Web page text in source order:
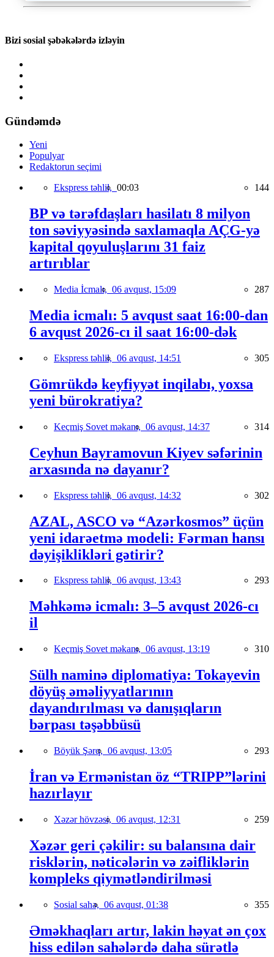
Bizi sosial şəbəkələrdə izləyin
Gündəmdə
Yeni
Populyar
Redaktorun seçimi
Ekspress təhlil, 00:03 144
BP və tərəfdaşları hasilatı 8 milyon
ton səviyyəsində saxlamaqla AÇG-yə
kapital qoyuluşlarını 31 faiz
artırıblar
Media İcmalı, 06 avqust, 15:09 287
Media icmalı: 5 avqust saat 16:00-dan
6 avqust 2026-cı il saat 16:00-dək
Ekspress təhlil, 06 avqust, 14:51 305
Gömrükdə keyfiyyət inqilabı, yoxsa
yeni bürokratiya?
Keçmiş Sovet məkanı, 06 avqust, 14:37 314
Ceyhun Bayramovun Kiyev səfərinin
arxasında nə dayanır?
Ekspress təhlil, 06 avqust, 14:32 302
AZAL, ASCO və “Azərkosmos” üçün
yeni idarəetmə modeli: Fərman hansı
dəyişiklikləri gətirir?
Ekspress təhlil, 06 avqust, 13:43 293
Məhkəmə icmalı: 3–5 avqust 2026-cı
il
Keçmiş Sovet məkanı, 06 avqust, 13:19 310
Sülh naminə diplomatiya: Tokayevin
döyüş əməliyyatlarının
dayandırılması və danışıqların
bərpası təşəbbüsü
Böyük Şərq, 06 avqust, 13:05 293
İran və Ermənistan öz “TRIPP”lərini
hazırlayır
Xəzər hövzəsi, 06 avqust, 12:31 259
Xəzər geri çəkilir: su balansına dair
risklərin, nəticələrin və zəifliklərin
kompleks qiymətləndirilməsi
Sosial sahə, 06 avqust, 01:38 355
Əməkhaqları artır, lakin həyat ən çox
hiss edilən sahələrdə daha sürətlə